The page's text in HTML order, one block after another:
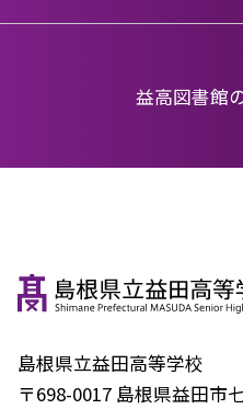
益高図書館
島根県立益田高等学校
〒698-0017 島根県益田市